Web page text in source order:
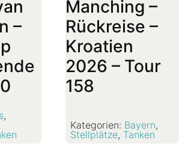
–
,
Manching –
Rückreise –
Kroatien
2026 – Tour
158
Kategorien: Bayern,
Stellplätze, Tanken